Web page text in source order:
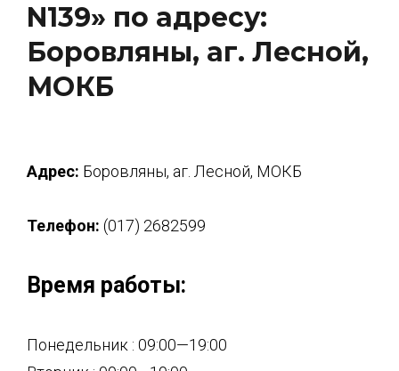
N139» по адресу:
Боровляны, аг. Лесной,
МОКБ
Адрес: Боровляны, аг. Лесной, МОКБ
Телефон: (017) 2682599
Время работы:
Понедельник : 09:00—19:00